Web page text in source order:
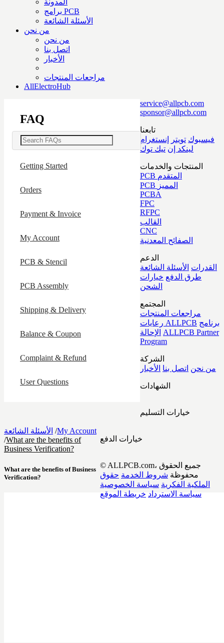
المدونة
برامج PCB
الأسئلة الشائعة
من نحن
من نحن
اتصل بنا
الأخبار
مراجعات المنتجات
AllElectroHub
FAQ
Getting Started
Orders
Payment & Invoice
My Account
PCB & Stencil
PCB Assembly
Shipping & Delivery
Balance & Coupon
Complaint & Refund
User Questions
الأسئلة الشائعة /My Account
/What are the benefits of
Business Verification?
What are the benefits of Business
Verification?
service@allpcb.com
sponsor@allpcb.com
تابعنا
فيسبوك تويتر
إنستغرام
لينكد إن تيك توك
المنتجات والخدمات
PCB المتقدم
PCB المميز
PCBA
FPC
RFPC
القالب
CNC
الصفائح المعدنية
الدعم
القدرات الأسئلة الشائعة
طرق الدفع خيارات
الشحن
المجتمع
مراجعات المنتجات
رعايات ALLPCB برنامج
الإحالة ALLPCB Partner
Program
الشركة
من نحن اتصل بنا الأخبار
الشهادات
خيارات التسليم
خيارات الدفع
© ALLPCB.com، جميع الحقوق
محفوظة شروط الخدمة حقوق
الملكية الفكرية سياسة الخصوصية
سياسة الاسترداد خريطة الموقع